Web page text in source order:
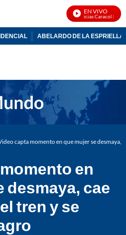
EN VIVO
Noticias Caracol En
ABELARDO DE LA ESPRIELLA
capta momento en que mujer se desmaya,
en
desmaya, cae
tren y se